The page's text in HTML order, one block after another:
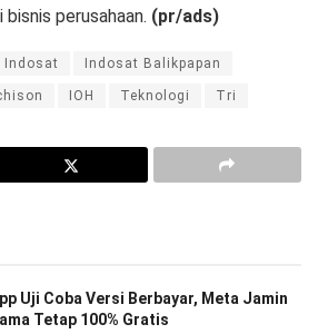
perusahaan. (pr/ads)
Indosat Indosat Balikpapan
IOH Teknologi Tri
Uji Coba Versi Berbayar, Meta Jamin
Tetap 100% Gratis